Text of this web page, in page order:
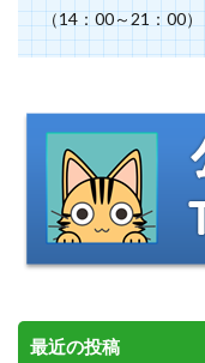
（14：00～21：00）
最近の投稿